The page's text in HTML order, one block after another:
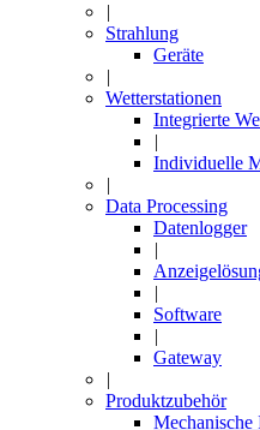
|
Strahlung
Geräte
|
Wetterstationen
Integrierte
|
Individuelle
|
Data Processing
Datenlogger
|
|
Software
|
Gateway
|
Produktzubehör
Mechanische